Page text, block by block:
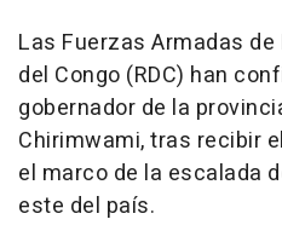
Las Fuerzas Armadas
del Congo (RDC) han
gobernador de la
Chirimwami, tras recibir
el marco de la escalada
este del país.